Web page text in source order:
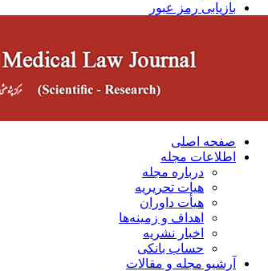
بازیابی رمز عبور
صفحه اصلی
اطلاعات مجله
درباره مجله
هیات تحریریه
هیأت داوران
اهداف و زمینه‌ها
اخبار نشریه
حساب بانکی
آرشیو مجله و مقالات